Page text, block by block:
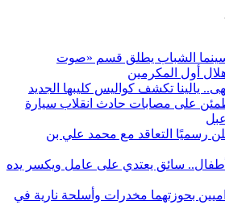
الشباب يطلق قسم «صوت
أول المكرمين
يالينا تكشف كواليس كليبها الجديد
على مصابات حادث انقلاب سيارة
رسميًا التعاقد مع محمد علي بن
سائق يعتدي على عامل ويكسر يده
بحوزتهما مخدرات وأسلحة نارية في